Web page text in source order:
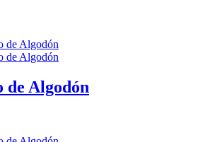
de Algodón